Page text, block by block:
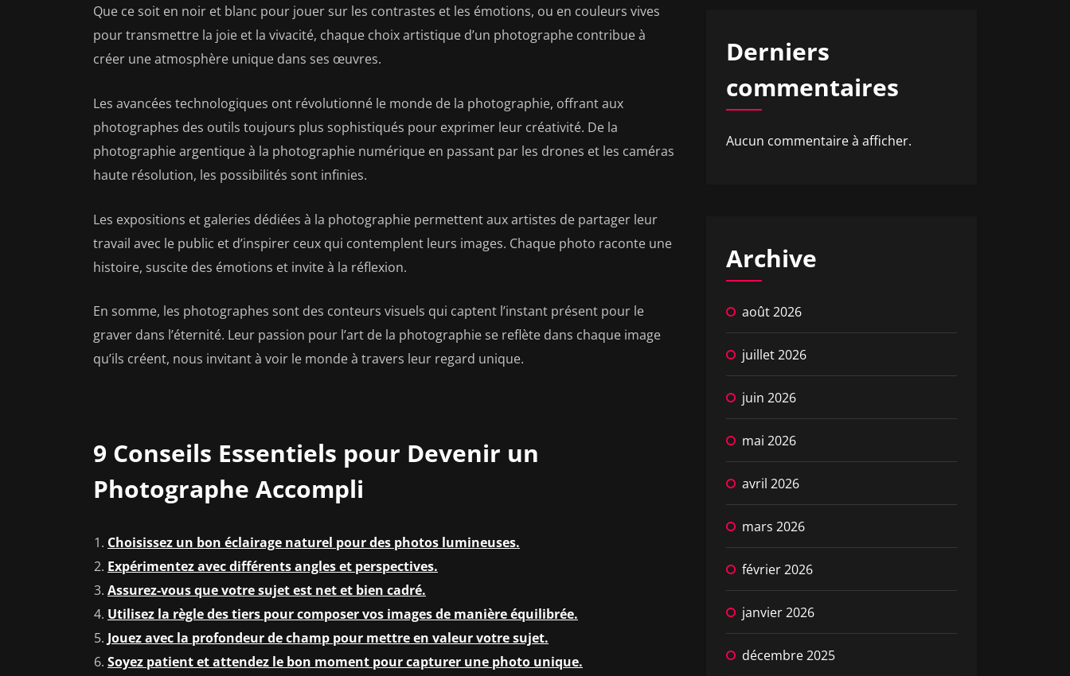
Que ce soit en noir et blanc pour jouer sur les contrastes et les émotions, ou en couleurs vives
pour transmettre la joie et la vivacité, chaque choix artistique d’un photographe contribue à
créer une atmosphère unique dans ses œuvres.
Les avancées technologiques ont révolutionné le monde de la photographie, offrant aux
photographes des outils toujours plus sophistiqués pour exprimer leur créativité. De la
photographie argentique à la photographie numérique en passant par les drones et les caméras
haute résolution, les possibilités sont infinies.
Les expositions et galeries dédiées à la photographie permettent aux artistes de partager leur
travail avec le public et d’inspirer ceux qui contemplent leurs images. Chaque photo raconte une
histoire, suscite des émotions et invite à la réflexion.
En somme, les photographes sont des conteurs visuels qui captent l’instant présent pour le
graver dans l’éternité. Leur passion pour l’art de la photographie se reflète dans chaque image
qu’ils créent, nous invitant à voir le monde à travers leur regard unique.
9 Conseils Essentiels pour Devenir un
Photographe Accompli
Choisissez un bon éclairage naturel pour des photos lumineuses.
Expérimentez avec différents angles et perspectives.
Assurez-vous que votre sujet est net et bien cadré.
Utilisez la règle des tiers pour composer vos images de manière équilibrée.
Jouez avec la profondeur de champ pour mettre en valeur votre sujet.
Soyez patient et attendez le bon moment pour capturer une photo unique.
Derniers
commentaires
Aucun commentaire à afficher.
Archive
août 2026
juillet 2026
juin 2026
mai 2026
avril 2026
mars 2026
février 2026
janvier 2026
décembre 2025